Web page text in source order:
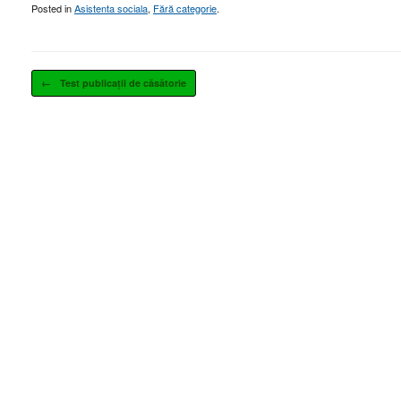
Posted inAsistenta sociala, Fără categorie.
Post navigation
← Test publicații de căsătorie